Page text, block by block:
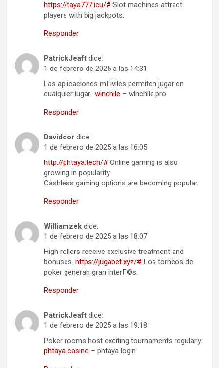
https://taya777.icu/# Slot machines attract
players with big jackpots.
Responder
PatrickJeaft dice:
1 de febrero de 2025 a las 14:31
Las aplicaciones mГіviles permiten jugar en
cualquier lugar.: winchile – winchile.pro
Responder
Daviddor dice:
1 de febrero de 2025 a las 16:05
http://phtaya.tech/# Online gaming is also
growing in popularity.
Cashless gaming options are becoming popular.
Responder
Williamzek dice:
1 de febrero de 2025 a las 18:07
High rollers receive exclusive treatment and
bonuses. https://jugabet.xyz/# Los torneos de
poker generan gran interГ©s.
Responder
PatrickJeaft dice:
1 de febrero de 2025 a las 19:18
Poker rooms host exciting tournaments regularly.:
phtaya casino – phtaya login